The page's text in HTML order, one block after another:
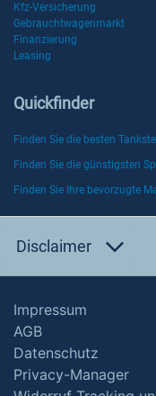
Kfz-Versicherung
Gebrauchtwagenmarkt
Finanzierung
Leasing
Quickfinder
Finden Sie die besten
Finden Sie die günstigsten
Finden Sie Ihre bevorzugte
Disclaimer
Impressum
AGB
Datenschutz
Privacy-Manager